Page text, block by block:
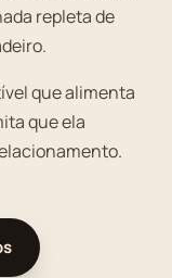
repleta de
que alimenta
que ela